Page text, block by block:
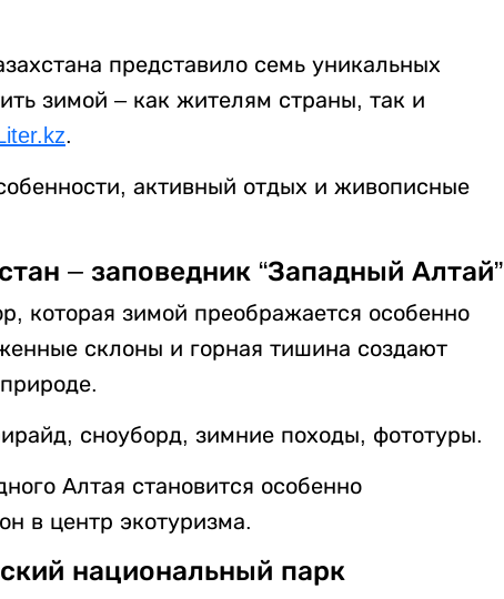
представило семь уникальных
зимой – как жителям страны, так и
.
активный отдых и живописные
– заповедник “Западный Алтай”
которая зимой преображается особенно
склоны и горная тишина создают
сноуборд, зимние походы, фототуры.
Алтая становится особенно
в центр экотуризма.
национальный парк